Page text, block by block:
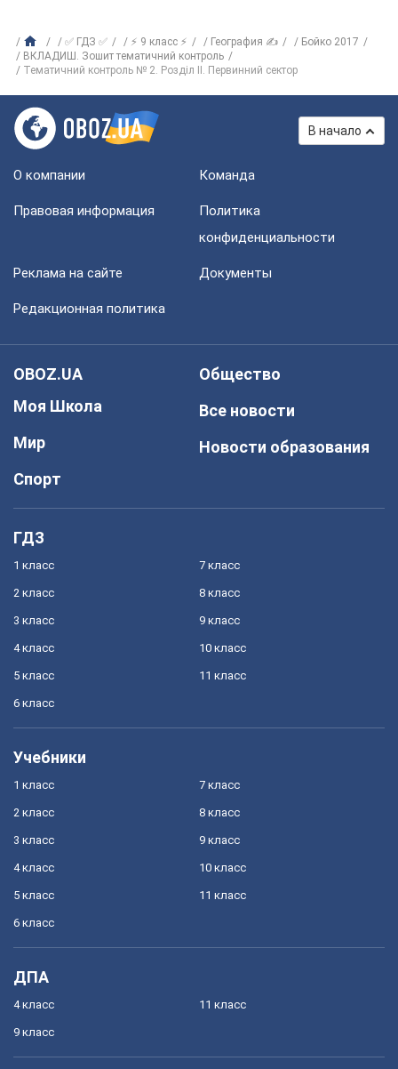
✅ ГДЗ ✅ ⚡ 9 класс ⚡ География ✍
Бойко 2017
ВКЛАДИШ. Зошит тематичний контроль
Тематичний контроль № 2. Розділ II. Первинний сектор
В начало
О компании Команда
Правовая информация
Политика
конфиденциальности
Реклама на сайте Документы
Редакционная политика
OBOZ.UA
Моя Школа
Мир
Спорт
Общество
Все новости
Новости образования
ГДЗ
1 класс
2 класс
3 класс
4 класс
5 класс
6 класс
7 класс
8 класс
9 класс
10 класс
11 класс
Учебники
1 класс
2 класс
3 класс
4 класс
5 класс
6 класс
7 класс
8 класс
9 класс
10 класс
11 класс
ДПА
4 класс
9 класс
11 класс